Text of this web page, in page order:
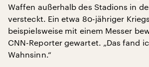
Waffen außerhalb des Stadions in
versteckt. Ein etwa 80-jähriger
beispielsweise mit einem Messer
CNN-Reporter gewartet. „Das fand
Wahnsinn.“